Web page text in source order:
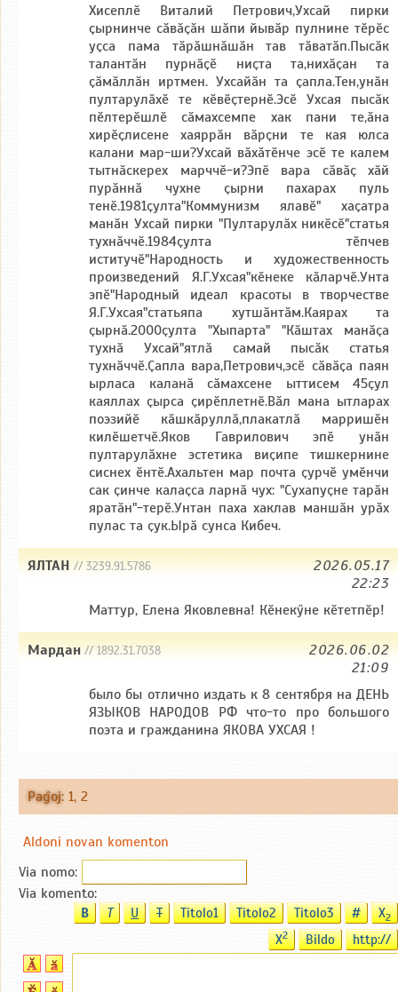
Хисеплӗ Виталий Петрович,Ухсай пирки
ҫырнинче сӑвӑҫӑн шӑпи йывӑр пулнине тӗрӗс
уҫса пама тӑрӑшнӑшӑн тав тӑватӑп.Пысӑк
талантӑн пурнӑҫӗ ниҫта та,нихӑҫан та
ҫӑмӑллӑн иртмен. Ухсайӑн та ҫапла.Тен,унӑн
пултарулӑхӗ те кӗвӗҫтернӗ.Эсӗ Ухсая пысӑк
пӗлтерӗшлӗ сӑмахсемпе хак пани те,ӑна
хирӗҫлисене хаяррӑн вӑрҫни те кая юлса
калани мар-ши?Ухсай вӑхӑтӗнче эсӗ те калем
тытнӑскерех марччӗ-и?Эпӗ вара сӑвӑҫ хӑй
пурӑннӑ чухне ҫырни пахарах пуль
тенӗ.1981ҫулта"Коммунизм ялавӗ" хаҫатра
манӑн Ухсай пирки "Пултарулӑх никӗсӗ"статья
тухнӑччӗ.1984ҫулта тӗпчев
иститучӗ"Народность и художественность
произведений Я.Г.Ухсая"кӗнеке кӑларчӗ.Унта
эпӗ"Народный идеал красоты в творчестве
Я.Г.Ухсая"статьяпа хутшӑнтӑм.Каярах та
ҫырнӑ.2000ҫулта "Хыпарта" "Кӑштах манӑҫа
тухнӑ Ухсай"ятлӑ самай пысӑк статья
тухнӑччӗ.Ҫапла вара,Петрович,эсӗ сӑвӑҫа паян
ырласа каланӑ сӑмахсене ыттисем 45ҫул
каяллах ҫырса ҫирӗплетнӗ.Вӑл мана ытларах
поэзийӗ кӑшкӑруллӑ,плакатлӑ марришӗн
килӗшетчӗ.Яков Гаврилович эпӗ унӑн
пултарулӑхне эстетика виҫипе тишкернине
сиснех ӗнтӗ.Ахальтен мар почта ҫурчӗ умӗнчи
сак ҫинче калаҫса ларнӑ чух: "Сухапуҫне тарӑн
яратӑн"-терӗ.Унтан паха хаклав маншӑн урӑх
пулас та ҫук.Ырӑ сунса Кибеч.
ЯЛТАН// 3239.91.5786
2026.05.17
22:23
Маттур, Елена Яковлевна! Кӗнекӳне кӗтетпӗр!
Мардан// 1892.31.7038
2026.06.02
21:09
было бы отлично издать к 8 сентября на ДЕНЬ
ЯЗЫКОВ НАРОДОВ РФ что-то про большого
поэта и гражданина ЯКОВА УХСАЯ !
Paĝoj: 1, 2
Aldoni novan komenton
Via nomo:
Via komento:
B T U T Titolo1 Titolo2 Titolo3 # X2
X2 Bildo http://